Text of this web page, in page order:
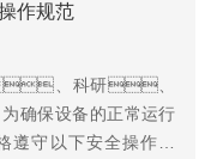
作规范
、科研、
确保设备的正常运行
守以下安全操作规